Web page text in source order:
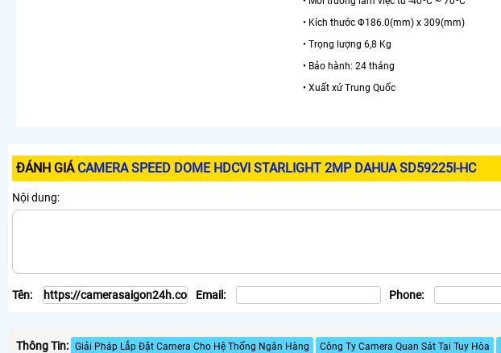
• Kích thước Φ186.0(mm) x 309(mm)
• Trọng lượng 6,8 Kg
• Bảo hành: 24 tháng
• Xuất xứ Trung Quốc
ĐÁNH GIÁ CAMERA SPEED DOME HDCVI STARLIGHT 2MP DAHUA SD59225I-HC
Nội dung:
Tên: Email: Phone:
Thông Tin: Giải Pháp Lắp Đặt Camera Cho Hệ Thống Ngân Hàng Công Ty Camera Quan Sát Tại Tuy Hòa